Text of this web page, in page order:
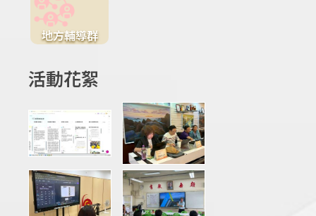
地方輔導群
活動花絮